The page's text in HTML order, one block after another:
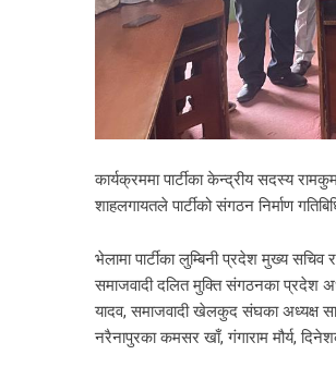
कार्यक्रममा पार्टीका केन्द्रीय सदस्य
शाहलगायतले पार्टीको संगठन निर्माण
भेलामा पार्टीका लुम्बिनी प्रदेश मुख्य
समाजवादी दलित मुक्ति संगठनका प्रदेश
यादव, समाजवादी खेलकुद संघका अध्यक्ष
नरैनापुरका कमसर खाँ, गंगाराम मौर्य,